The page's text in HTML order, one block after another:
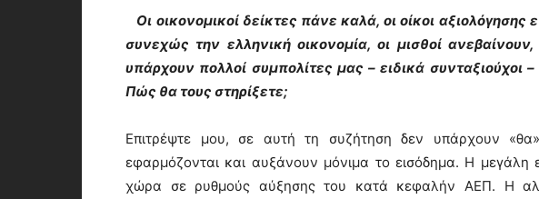
Οι οικονομικοί δείκτες πάνε καλά, οι οίκοι
συνεχώς την ελληνική οικονομία, οι μισθοί
υπάρχουν πολλοί συμπολίτες μας – ειδικά συνταξιούχοι
Πώς θα τους στηρίξετε;
Επιτρέψτε μου, σε αυτή τη συζήτηση δεν υπάρχουν
εφαρμόζονται και αυξάνουν μόνιμα το εισόδημα. Η μεγάλη
χώρα σε ρυθμούς αύξησης του κατά κεφαλήν ΑΕΠ. Η